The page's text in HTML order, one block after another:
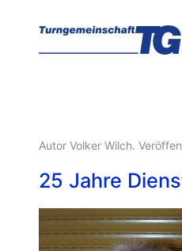
Autor Volker Wilch.
25 Jahre